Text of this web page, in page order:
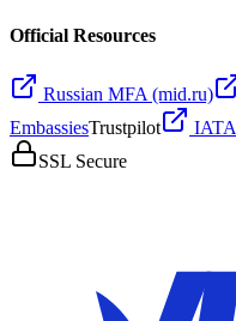
Official Resources
Russian MFA (mid.ru)
EmbassiesTrustpilot
IATA
SSL Secure